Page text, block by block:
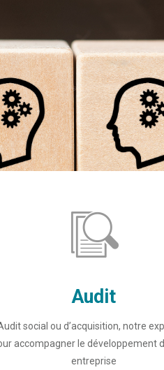
Audit
social ou d’acquisition, notre
accompagner le développement
entreprise